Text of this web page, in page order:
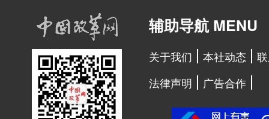
辅助导航 MENU
关于我们 本社动态
法律声明
广告合作